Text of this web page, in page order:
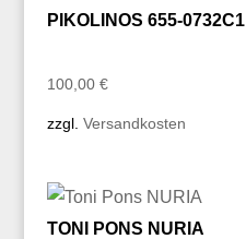
PIKOLINOS 655-0732C1
100,00 €
zzgl. Versandkosten
TONI PONS NURIA